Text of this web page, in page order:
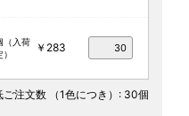
（入荷
￥283
ご注文数 （1色につき） : 30個